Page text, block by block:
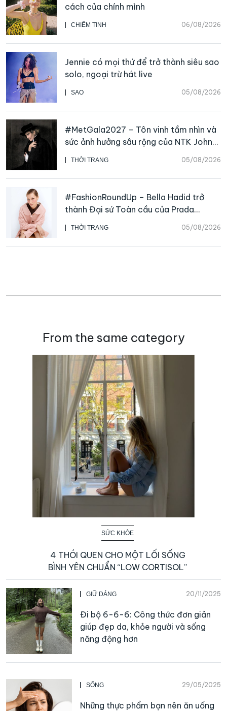
CHIÊM TINH 06/08/2026
cách của chính mình
SAO 05/08/2026
Jennie có mọi thứ để trở thành siêu sao
solo, ngoại trừ hát live
THỜI TRANG 05/08/2026
#MetGala2027 – Tôn vinh tầm nhìn và
sức ảnh hưởng sâu rộng của NTK John
Galliano
THỜI TRANG 05/08/2026
#FashionRoundUp – Bella Hadid trở
thành Đại sứ Toàn cầu của Prada
Beauty, CHANEL mua lại Charvet
From the same category
SỨC KHỎE
4 THÓI QUEN CHO MỘT LỐI SỐNG
BÌNH YÊN CHUẨN “LOW CORTISOL”
GIỮ DÁNG 20/11/2025
Đi bộ 6-6-6: Công thức đơn giản
giúp đẹp da, khỏe người và sống
năng động hơn
SỐNG 29/05/2025
Những thực phẩm bạn nên ăn uống